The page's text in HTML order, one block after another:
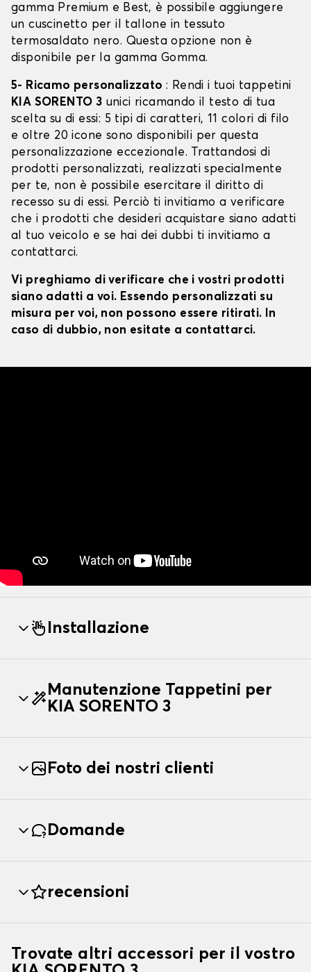
gamma Premium e Best, è possibile aggiungere
un cuscinetto per il tallone in tessuto
termosaldato nero. Questa opzione non è
disponibile per la gamma Gomma.
5- Ricamo personalizzato : Rendi i tuoi tappetini
KIA SORENTO 3 unici ricamando il testo di tua
scelta su di essi: 5 tipi di caratteri, 11 colori di filo
e oltre 20 icone sono disponibili per questa
personalizzazione eccezionale. Trattandosi di
prodotti personalizzati, realizzati specialmente
per te, non è possibile esercitare il diritto di
recesso su di essi. Perciò ti invitiamo a verificare
che i prodotti che desideri acquistare siano adatti
al tuo veicolo e se hai dei dubbi ti invitiamo a
contattarci.
Vi preghiamo di verificare che i vostri prodotti
siano adatti a voi. Essendo personalizzati su
misura per voi, non possono essere ritirati. In
caso di dubbio, non esitate a contattarci.
Installazione
Manutenzione Tappetini per
KIA SORENTO 3
Foto dei nostri clienti
Domande
recensioni
Trovate altri accessori per il vostro